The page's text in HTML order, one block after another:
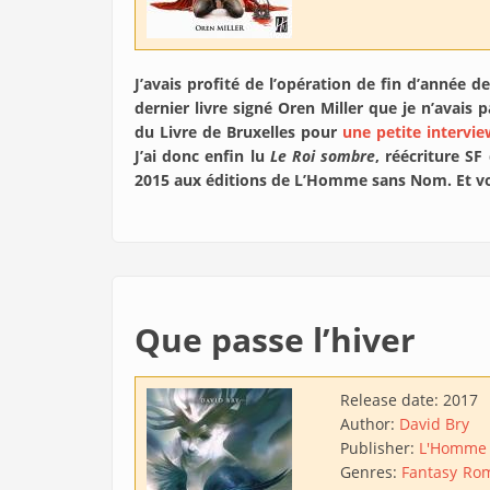
J’avais profité de l’opération de fin d’année
dernier livre signé Oren Miller que je n’avais
du Livre de Bruxelles pour une petite
J’ai donc enfin lu Le Roi sombre, réécriture
2015 aux éditions de L’Homme sans Nom. Et
Que passe l’hiver
Release date: 2017
Author: David Bry
Publisher:
Genres: Fantasy